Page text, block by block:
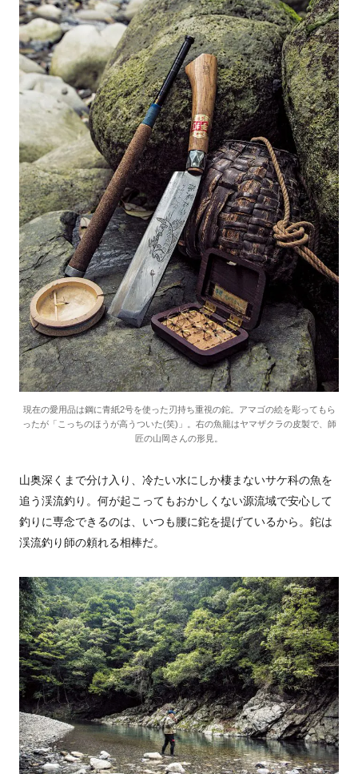
現在の愛用品は鋼に青紙2号を使った刃持ち重視の鉈。アマゴの絵を彫ってもら
ったが「こっちのほうが高うついた(笑)」。右の魚籠はヤマザクラの皮製で、師
匠の山岡さんの形見。
山奥深くまで分け入り、冷たい水にしか棲まないサケ科の魚を
追う渓流釣り。何が起こってもおかしくない源流域で安心して
釣りに専念できるのは、いつも腰に鉈を提げているから。鉈は
渓流釣り師の頼れる相棒だ。